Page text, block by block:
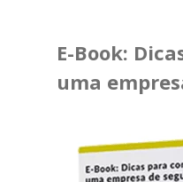
E-Book:
uma